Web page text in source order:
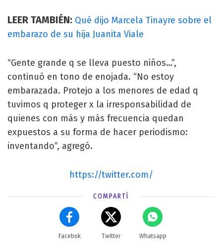
LEER TAMBIÉN: Qué dijo Marcela Tinayre sobre el
embarazo de su hija Juanita Viale
“Gente grande q se lleva puesto niños…”,
continuó en tono de enojada. “No estoy
embarazada. Protejo a los menores de edad q
tuvimos q proteger x la irresponsabilidad de
quienes con más y más frecuencia quedan
expuestos a su forma de hacer periodismo:
inventando”, agregó.
https://twitter.com/
COMPARTÍ
Facebok Twitter Whatsapp